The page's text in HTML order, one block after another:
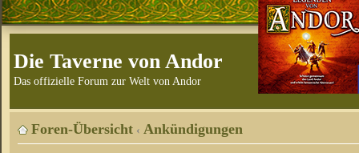
Die Taverne von Andor
Das offizielle Forum zur Welt von Andor
Foren-Übersicht ‹ Ankündigungen